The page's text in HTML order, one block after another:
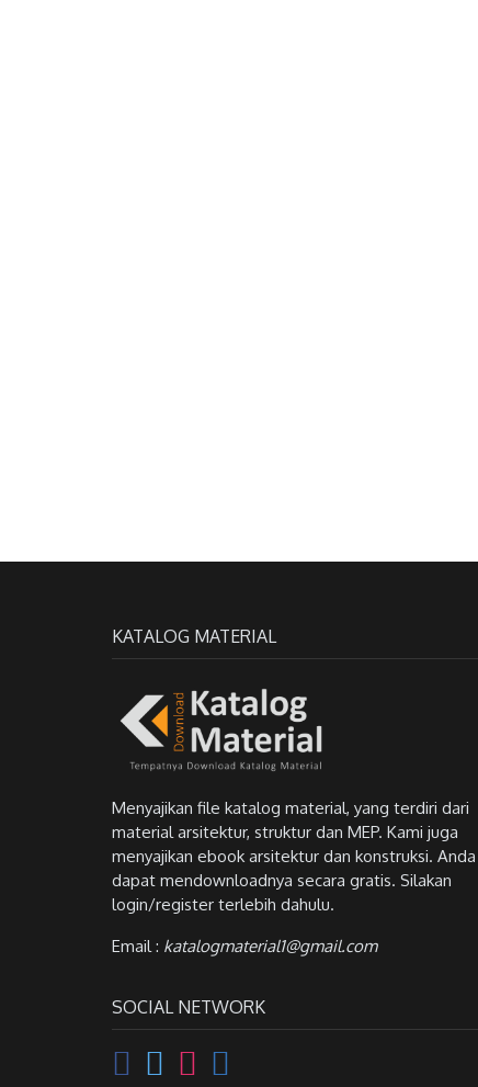
KATALOG MATERIAL
Menyajikan file katalog material, yang terdiri dari
material arsitektur, struktur dan MEP. Kami juga
menyajikan ebook arsitektur dan konstruksi. Anda
dapat mendownloadnya secara gratis. Silakan
login/register terlebih dahulu.
Email : katalogmaterial1@gmail.com
SOCIAL NETWORK